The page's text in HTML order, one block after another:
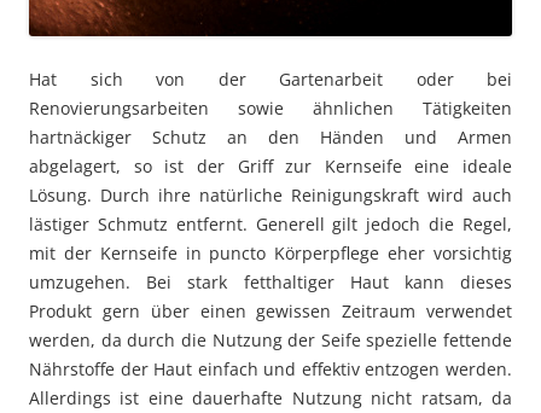
Hat sich von der Gartenarbeit oder bei
Renovierungsarbeiten sowie ähnlichen Tätigkeiten
hartnäckiger Schutz an den Händen und Armen
abgelagert, so ist der Griff zur Kernseife eine ideale
Lösung. Durch ihre natürliche Reinigungskraft wird auch
lästiger Schmutz entfernt. Generell gilt jedoch die Regel,
mit der Kernseife in puncto Körperpflege eher vorsichtig
umzugehen. Bei stark fetthaltiger Haut kann dieses
Produkt gern über einen gewissen Zeitraum verwendet
werden, da durch die Nutzung der Seife spezielle fettende
Nährstoffe der Haut einfach und effektiv entzogen werden.
Allerdings ist eine dauerhafte Nutzung nicht ratsam, da